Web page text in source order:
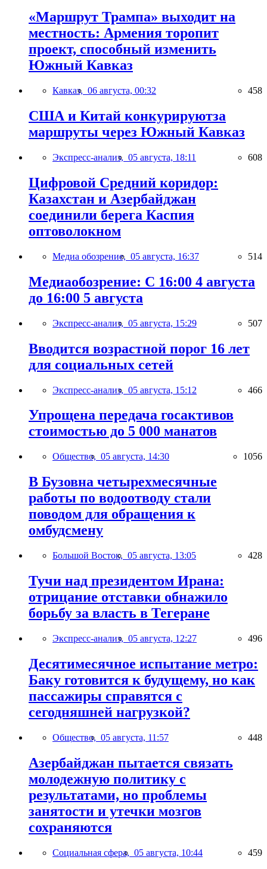
«Маршрут Трампа» выходит на
местность: Армения торопит
проект, способный изменить
Южный Кавказ
Кавказ, 06 августа, 00:32 458
США и Китай конкурируютза
маршруты через Южный Кавказ
Экспресс-анализ, 05 августа, 18:11 608
Цифровой Средний коридор:
Казахстан и Азербайджан
соединили берега Каспия
оптоволокном
Медиа обозрение, 05 августа, 16:37 514
Медиаобозрение: С 16:00 4 августа
до 16:00 5 августа
Экспресс-анализ, 05 августа, 15:29 507
Вводится возрастной порог 16 лет
для социальных сетей
Экспресс-анализ, 05 августа, 15:12 466
Упрощена передача госактивов
стоимостью до 5 000 манатов
Общество, 05 августа, 14:30 1056
В Бузовна четырехмесячные
работы по водоотводу стали
поводом для обращения к
омбудсмену
Большой Восток, 05 августа, 13:05 428
Тучи над президентом Ирана:
отрицание отставки обнажило
борьбу за власть в Тегеране
Экспресс-анализ, 05 августа, 12:27 496
Десятимесячное испытание метро:
Баку готовится к будущему, но как
пассажиры справятся с
сегодняшней нагрузкой?
Общество, 05 августа, 11:57 448
Азербайджан пытается связать
молодежную политику с
результатами, но проблемы
занятости и утечки мозгов
сохраняются
Социальная сфера, 05 августа, 10:44 459